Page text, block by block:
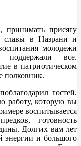
принимать присягу
славы в Назрани и
молодежи
поддержали все.
в патриотическом
полковник.
гостей.
работу, которую вы
воспитывается
готовность
Долгих вам лет
энергии и большого